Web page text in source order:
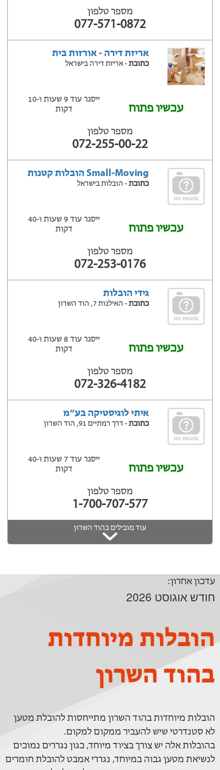
מספר טלפון
077-571-0872
אריזת דירה - אורזות בית
כתובת- אריזת דירה בישראל
עכשיו פתוח
ייסגר עוד 9 שעות ‫ו-10
דקות
מספר טלפון
072-255-00-22
Small-Moving הובלות קטנות
כתובת- הובלות בישראל
עכשיו פתוח
ייסגר עוד 9 שעות ‫ו-40
דקות
מספר טלפון
072-253-0176
גידי הובלות
כתובת- האילנות 7, הוד השרון
עכשיו פתוח
ייסגר עוד 8 שעות ‫ו-40
דקות
מספר טלפון
072-326-4182
איתי לוגיסטיקה בע״מ
כתובת- דרך רמתיים 91, הוד השרון
עכשיו פתוח
ייסגר עוד 7 שעות ‫ו-40
דקות
מספר טלפון
1-700-707-577
עוד מובילים בהוד השרון
עדכון אחרון:
חודש אוגוסט 2026
הובלות מיוחדות
בהוד השרון
הובלות מיוחדות בהוד השרון מתייחסות להובלת מטען
לא סטנדרטי שיש להעביר ממקום למקום.
בהובלות אלה יש צורך בציוד מיוחד, כגון נגררים נמוכים
לנשיאת מטען גבוה במיוחד, נגררי אמבט להובלת חומרים